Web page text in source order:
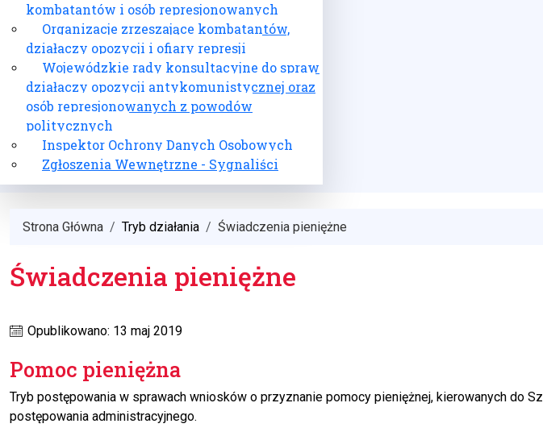
kombatantów i osób represjonowanych
Organizacje zrzeszające kombatantów,
działaczy opozycji i ofiary represji
Wojewódzkie rady konsultacyjne do spraw
działaczy opozycji antykomunistycznej oraz
osób represjonowanych z powodów
politycznych
Inspektor Ochrony Danych Osobowych
Zgłoszenia Wewnętrzne - Sygnaliści
Strona Główna Tryb działania Świadczenia pieniężne
Świadczenia pieniężne
Opublikowano: 13 maj 2019
Pomoc pieniężna
Tryb postępowania w sprawach wniosków o przyznanie pomocy pieniężnej, kierowanych do
postępowania administracyjnego.